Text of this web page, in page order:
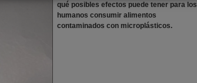
qué posibles efectos puede tener para los
humanos consumir alimentos
contaminados con microplásticos.